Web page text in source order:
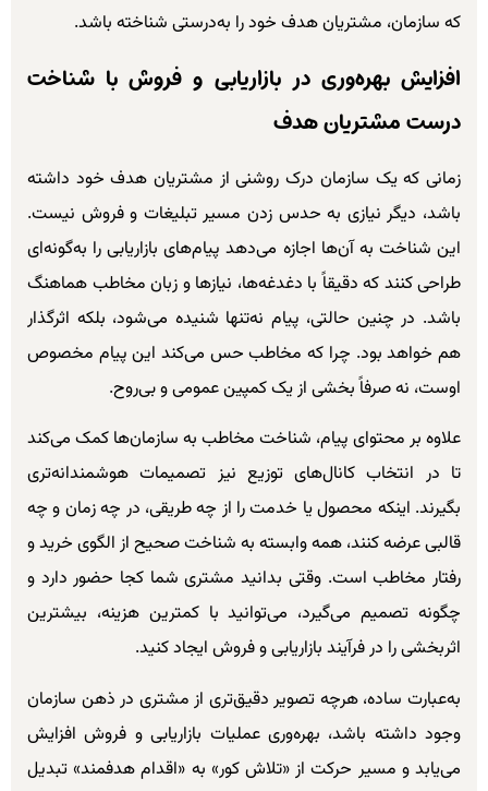
که سازمان، مشتریان هدف خود را به‌درستی شناخته باشد.
افزایش بهره‌وری در بازاریابی و فروش با شناخت
درست مشتریان هدف
زمانی که یک سازمان درک روشنی از مشتریان هدف خود داشته
باشد، دیگر نیازی به حدس زدن مسیر تبلیغات و فروش نیست.
این شناخت به آن‌ها اجازه می‌دهد پیام‌های بازاریابی را به‌گونه‌ای
طراحی کنند که دقیقاً با دغدغه‌ها، نیازها و زبان مخاطب هماهنگ
باشد. در چنین حالتی، پیام نه‌تنها شنیده می‌شود، بلکه اثرگذار
هم خواهد بود. چرا که مخاطب حس می‌کند این پیام مخصوص
اوست، نه صرفاً بخشی از یک کمپین عمومی و بی‌روح.
علاوه بر محتوای پیام، شناخت مخاطب به سازمان‌ها کمک می‌کند
تا در انتخاب کانال‌های توزیع نیز تصمیمات هوشمندانه‌تری
بگیرند. اینکه محصول یا خدمت را از چه طریقی، در چه زمان و چه
قالبی عرضه کنند، همه وابسته به شناخت صحیح از الگوی خرید و
رفتار مخاطب است. وقتی بدانید مشتری شما کجا حضور دارد و
چگونه تصمیم می‌گیرد، می‌توانید با کمترین هزینه، بیشترین
اثربخشی را در فرآیند بازاریابی و فروش ایجاد کنید.
به‌عبارت ساده، هرچه تصویر دقیق‌تری از مشتری در ذهن سازمان
وجود داشته باشد، بهره‌وری عملیات بازاریابی و فروش افزایش
می‌یابد و مسیر حرکت از «تلاش کور» به «اقدام هدفمند» تبدیل